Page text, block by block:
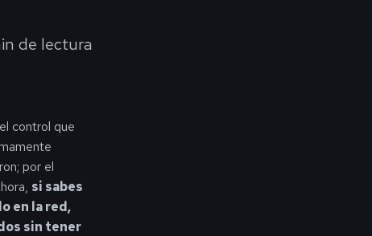
de lectura
control que
por el
si sabes
en la red,
sin tener